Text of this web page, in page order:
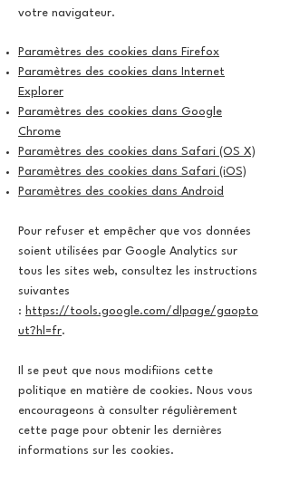
votre navigateur.
Paramètres des cookies dans Firefox
Paramètres des cookies dans Internet
Explorer
Paramètres des cookies dans Google
Chrome
Paramètres des cookies dans Safari (OS X)
Paramètres des cookies dans Safari (iOS)
Paramètres des cookies dans Android
Pour refuser et empêcher que vos données
soient utilisées par Google Analytics sur
tous les sites web, consultez les instructions
suivantes
: https://tools.google.com/dlpage/gaopto
ut?hl=fr.
Il se peut que nous modifiions cette
politique en matière de cookies. Nous vous
encourageons à consulter régulièrement
cette page pour obtenir les dernières
informations sur les cookies.